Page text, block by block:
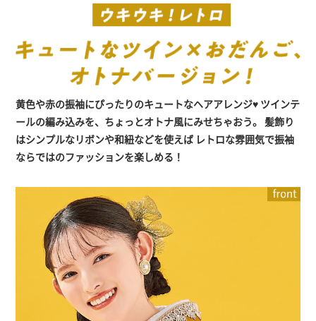
黄色や赤の振袖にぴったりのキュートなヘアアレンジ♥ ツインテ
ールの編み込みを、ちょっとオトナ風にみせちゃおう。 髪飾り
はシンプルなリボンや和紐などを使えば レトロな雰囲気で振袖
ならではのファッションを楽しめる！